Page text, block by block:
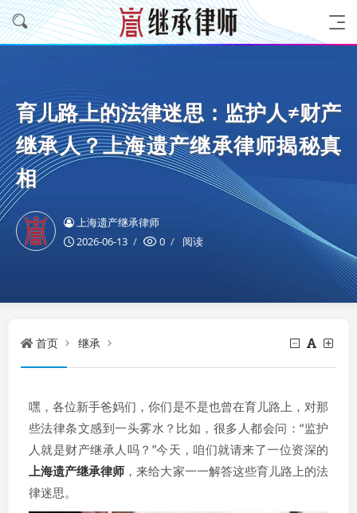
育儿路上的法律迷思：监护人≠财产
继承人？上海遗产继承律师揭秘真
相
上海遗产继承律师
2026-06-13
0 阅读
首页 继承
嘿，各位新手爸妈们，你们是不是也曾在育儿路上，对那
些法律条文感到一头雾水？比如，很多人都会问：“监护
人就是财产继承人吗？”今天，咱们就请来了一位资深的
上海遗产继承律师 ，来给大家一一解答这些育儿路上的法
律迷思。